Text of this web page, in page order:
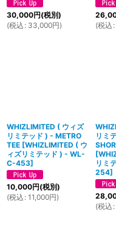
30,000円(税別)
(税込 : 33,000円)
(税込 :
WHIZLIMITED ( ウィズ
リミテッド ) - METRO
TEE [WHIZLIMITED ( ウ
ィズリミテッド ) - WL-
C-453]
10,000円(税別)
(税込 : 11,000円)
リミ
[
リミ
254]
(税込 :